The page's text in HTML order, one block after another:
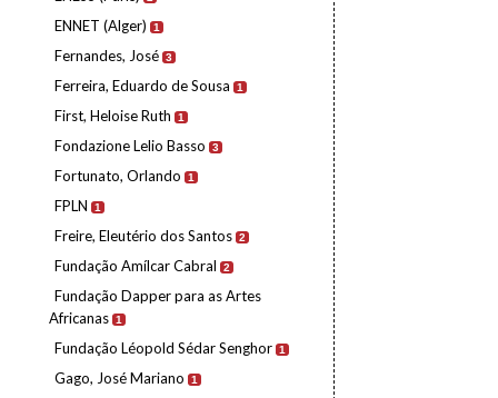
ENNET (Alger) 1
Fernandes, José 3
Ferreira, Eduardo de Sousa 1
First, Heloise Ruth 1
Fondazione Lelio Basso 3
Fortunato, Orlando 1
FPLN 1
Freire, Eleutério dos Santos 2
Fundação Amílcar Cabral 2
Fundação Dapper para as Artes
Africanas 1
Fundação Léopold Sédar Senghor 1
Gago, José Mariano 1